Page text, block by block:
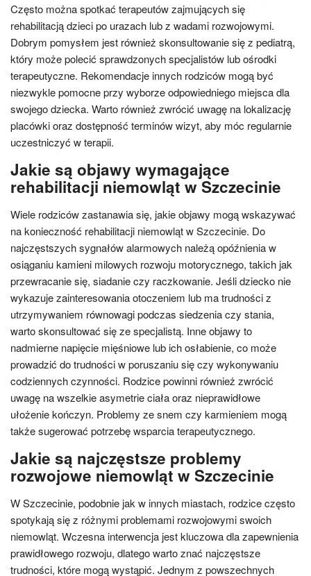
Często można spotkać terapeutów zajmujących się
rehabilitacją dzieci po urazach lub z wadami rozwojowymi.
Dobrym pomysłem jest również skonsultowanie się z pediatrą,
który może polecić sprawdzonych specjalistów lub ośrodki
terapeutyczne. Rekomendacje innych rodziców mogą być
niezwykle pomocne przy wyborze odpowiedniego miejsca dla
swojego dziecka. Warto również zwrócić uwagę na lokalizację
placówki oraz dostępność terminów wizyt, aby móc regularnie
uczestniczyć w terapii.
Jakie są objawy wymagające
rehabilitacji niemowląt w Szczecinie
Wiele rodziców zastanawia się, jakie objawy mogą wskazywać
na konieczność rehabilitacji niemowląt w Szczecinie. Do
najczęstszych sygnałów alarmowych należą opóźnienia w
osiąganiu kamieni milowych rozwoju motorycznego, takich jak
przewracanie się, siadanie czy raczkowanie. Jeśli dziecko nie
wykazuje zainteresowania otoczeniem lub ma trudności z
utrzymywaniem równowagi podczas siedzenia czy stania,
warto skonsultować się ze specjalistą. Inne objawy to
nadmierne napięcie mięśniowe lub ich osłabienie, co może
prowadzić do trudności w poruszaniu się czy wykonywaniu
codziennych czynności. Rodzice powinni również zwrócić
uwagę na wszelkie asymetrie ciała oraz nieprawidłowe
ułożenie kończyn. Problemy ze snem czy karmieniem mogą
także sugerować potrzebę wsparcia terapeutycznego.
Jakie są najczęstsze problemy
rozwojowe niemowląt w Szczecinie
W Szczecinie, podobnie jak w innych miastach, rodzice często
spotykają się z różnymi problemami rozwojowymi swoich
niemowląt. Wczesna interwencja jest kluczowa dla zapewnienia
prawidłowego rozwoju, dlatego warto znać najczęstsze
trudności, które mogą wystąpić. Jednym z powszechnych